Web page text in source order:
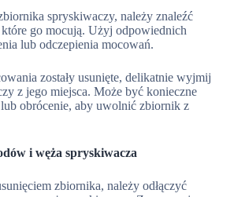
spryskiwaczy, należy znaleźć
go mocują. Użyj odpowiednich
lub odczepienia mocowań.
zostały usunięte, delikatnie wyjmij
z jego miejsca. Może być konieczne
obrócenie, aby uwolnić zbiornik z
i węża spryskiwacza
zbiornika, należy odłączyć